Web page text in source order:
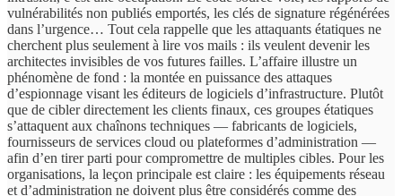
vulnérabilités non publiés emportés, les clés de signature régénérées
dans l’urgence… Tout cela rappelle que les attaquants étatiques ne
cherchent plus seulement à lire vos mails : ils veulent devenir les
architectes invisibles de vos futures failles. L’affaire illustre un
phénomène de fond : la montée en puissance des attaques
d’espionnage visant les éditeurs de logiciels d’infrastructure. Plutôt
que de cibler directement les clients finaux, ces groupes étatiques
s’attaquent aux chaînons techniques — fabricants de logiciels,
fournisseurs de services cloud ou plateformes d’administration —
afin d’en tirer parti pour compromettre de multiples cibles. Pour les
organisations, la leçon principale est claire : les équipements réseau
et d’administration ne doivent plus être considérés comme des